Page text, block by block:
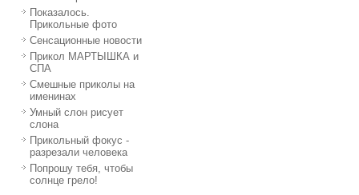
Показалось.
Прикольные фото
Сенсационные новости
Прикол МАРТЫШКА и
СПА
Смешные приколы на
именинах
Умный слон рисует
слона
Прикольный фокус -
разрезали человека
Попрошу тебя, чтобы
солнце грело!